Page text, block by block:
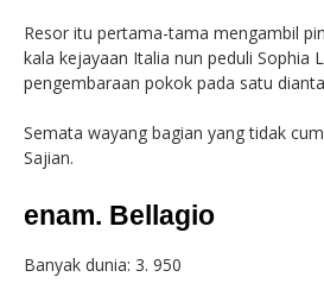
Resor itu pertama-tama mengambil
kala kejayaan Italia nun peduli Sophia
pengembaraan pokok pada satu
Semata wayang bagian yang tidak
Sajian.
enam. Bellagio
Banyak dunia: 3. 950